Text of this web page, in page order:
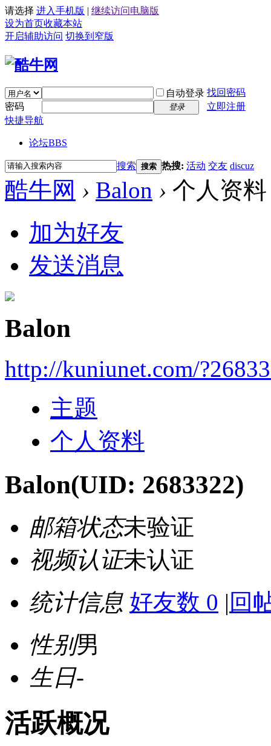
请选择 进入手机版 | 继续访问电脑版
设为首页收藏本站
开启辅助访问 切换到窄版
自动登录 找回密码
密码
登录
立即注册
快捷导航
论坛BBS
搜索 搜索 热搜: 活动 交友 discuz
酷牛网 › Balon › 个人资料
加为好友
发送消息
Balon
http://kuniunet.com/
主题
个人资料
Balon(UID: 2683322)
邮箱状态未验证
视频认证未认证
统计信息 好友数 0 | 回
性别男
生日-
活跃概况